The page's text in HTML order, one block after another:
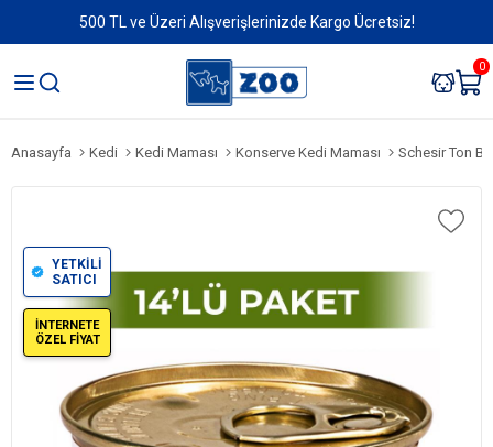
500 TL ve Üzeri Alışverişlerinizde Kargo Ücretsiz!
0
Anasayfa Kedi Kedi Maması Konserve Kedi Maması Schesir Ton
YETKİLİ
SATICI
İNTERNETE
ÖZEL FİYAT